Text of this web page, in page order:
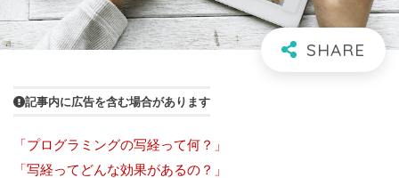
記事内に広告を含む場合があります
「プログラミングの写経って何？」
「写経ってどんな効果があるの？」